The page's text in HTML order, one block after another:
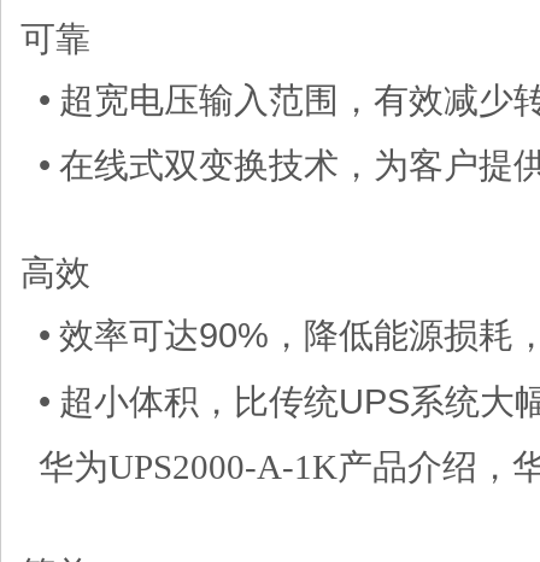
可靠
• 超宽电压输入范围，有效减少
• 在线式双变换技术，为客户提
高效
• 效率可达90% ，降低能源损耗
• 超小体积，比传统UPS系统大
华为UPS2000-A-1K产品介绍，